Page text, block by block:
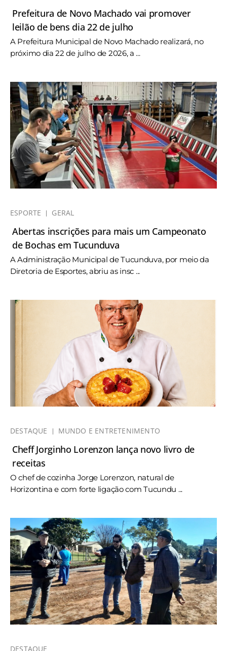
Prefeitura de Novo Machado vai promover
leilão de bens dia 22 de julho
A Prefeitura Municipal de Novo Machado realizará, no
próximo dia 22 de julho de 2026, a ...
ESPORTE GERAL
Abertas inscrições para mais um Campeonato
de Bochas em Tucunduva
A Administração Municipal de Tucunduva, por meio da
Diretoria de Esportes, abriu as insc ...
DESTAQUE MUNDO E ENTRETENIMENTO
Cheff Jorginho Lorenzon lança novo livro de
receitas
O chef de cozinha Jorge Lorenzon, natural de
Horizontina e com forte ligação com Tucundu ...
DESTAQUE